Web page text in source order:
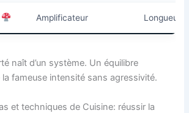
Amplificateur Longueur
naît d’un système. Un équilibre
fameuse intensité sans agressivité.
et techniques de Cuisine: réussir la